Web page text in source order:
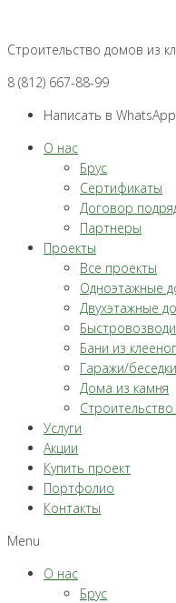
контенту
Строительство домов из
8 (812) 667-88-99
Написать в WhatsApp
О нас
Брус
Сертификаты
Договор
Партнеры
Проекты
Все проекты
Одноэтажные
Двухэтажные
Бани из
Гаражи/беседки
Дома из камня
Услуги
Акции
Купить проект
Портфолио
Контакты
Menu
О нас
Брус